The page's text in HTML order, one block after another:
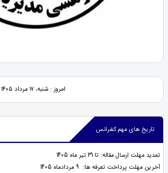
امروز : شنبه، ۱۷ مرداد ۱۴۰۵
تاریخ های مهم کنفرانس
تمدید مهلت ارسال مقاله: تا 31 تیر ماه 1405
آخرین مهلت پرداخت تعرفه ها: 9 مردادماه 1405